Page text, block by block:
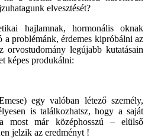
elvesztését?
hajlamnak, hormonális oknak
a problémánk, érdemes kipróbálni az
orvostudomány legújabb kutatásain
képes produkálni:
egy valóban létező személy,
is találkozhatsz, hogy a saját
most már középhosszú – elülső
jelzik az eredményt !